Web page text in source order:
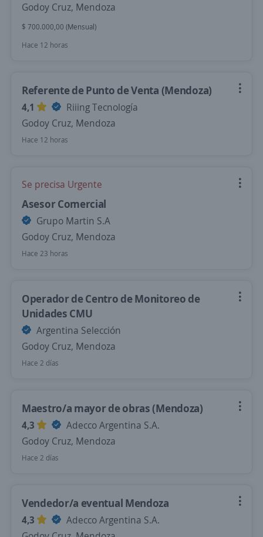
Godoy Cruz, Mendoza
$ 700.000,00 (Mensual)
Hace 12 horas
Referente de Punto de Venta (Mendoza)
4,1
Riiing Tecnología
Godoy Cruz, Mendoza
Hace 12 horas
Se precisa Urgente
Asesor Comercial
Grupo Martin S.A
Godoy Cruz, Mendoza
Hace 23 horas
Operador de Centro de Monitoreo de
Unidades CMU
Argentina Selección
Godoy Cruz, Mendoza
Hace 2 días
Maestro/a mayor de obras (Mendoza)
4,3
Adecco Argentina S.A.
Godoy Cruz, Mendoza
Hace 2 días
Vendedor/a eventual Mendoza
4,3
Adecco Argentina S.A.